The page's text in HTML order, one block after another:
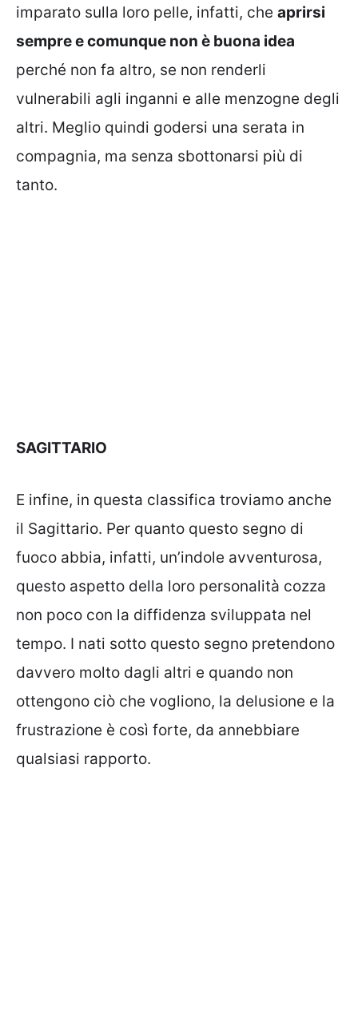
imparato sulla loro pelle, infatti, che aprirsi
sempre e comunque non è buona idea
perché non fa altro, se non renderli
vulnerabili agli inganni e alle menzogne degli
altri. Meglio quindi godersi una serata in
compagnia, ma senza sbottonarsi più di
tanto.
SAGITTARIO
E infine, in questa classifica troviamo anche
il Sagittario. Per quanto questo segno di
fuoco abbia, infatti, un’indole avventurosa,
questo aspetto della loro personalità cozza
non poco con la diffidenza sviluppata nel
tempo. I nati sotto questo segno pretendono
davvero molto dagli altri e quando non
ottengono ciò che vogliono, la delusione e la
frustrazione è così forte, da annebbiare
qualsiasi rapporto.